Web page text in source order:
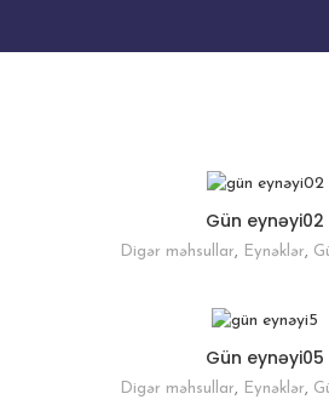
Gün eynəyi02
Digər məhsullar, Eynəklər,
Gün eynəyi05
Digər məhsullar, Eynəklər,